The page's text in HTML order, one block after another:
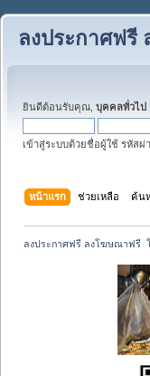
ลงประกาศฟรี
ยินดีต้อนรับคุณ, บุคคลทั่วไป
เข้าสู่ระบบด้วยชื่อผู้ใช้ รหัสผ่
หน้าแรก ช่วยเหลือ ค้น
ลงประกาศฟรี ลงโฆษณาฟรี